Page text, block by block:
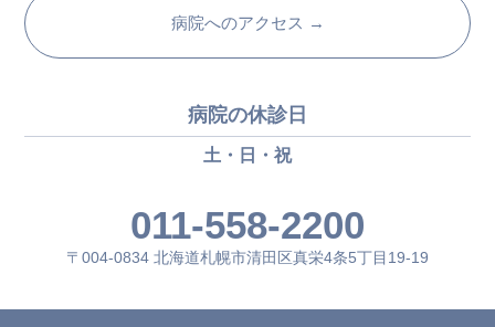
病院へのアクセス →
病院の休診日
土・日・祝
011-558-2200
〒004-0834 北海道札幌市清田区真栄4条5丁目19-19